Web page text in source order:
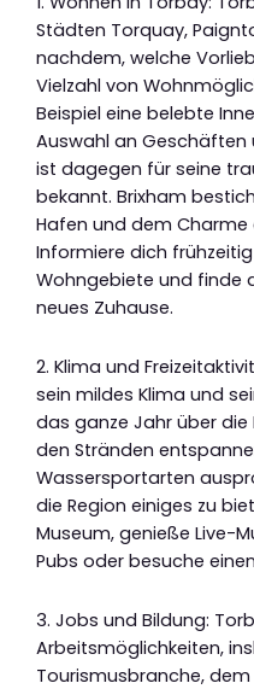
Städten Torquay,
nachdem, welche
Vielzahl von
Beispiel eine belebte
Auswahl an Geschäften
ist dagegen für seine
bekannt. Brixham
Hafen und dem Charme
Informiere dich
Wohngebiete und finde
neues Zuhause.
2. Klima und
sein mildes Klima und
das ganze Jahr über die
den Stränden
Wassersportarten
die Region einiges zu
Museum, genieße Live-
Pubs oder besuche
3. Jobs und Bildung:
Arbeitsmöglichkeiten,
Tourismusbranche,